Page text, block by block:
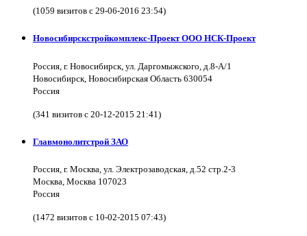
(1059 визитов с 29-06-2016 23:54)
Новосибирскстройкомплекс-Проект ООО НСК-Проект
Россия, г. Новосибирск, ул. Даргомыжского, д.8-А/1
Новосибирск, Новосибирская Область 630054
Россия
(341 визитов с 20-12-2015 21:41)
Главмонолитстрой ЗАО
Россия, г. Москва, ул. Электрозаводская, д.52 стр.2-3
Москва, Москва 107023
Россия
(1472 визитов с 10-02-2015 07:43)